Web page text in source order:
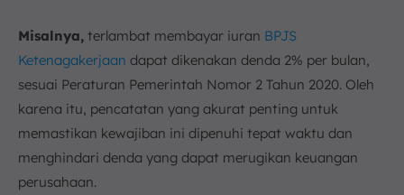
Misalnya, terlambat membayar iuran BPJS
Ketenagakerjaan dapat dikenakan denda 2% per bulan,
sesuai Peraturan Pemerintah Nomor 2 Tahun 2020. Oleh
karena itu, pencatatan yang akurat penting untuk
memastikan kewajiban ini dipenuhi tepat waktu dan
menghindari denda yang dapat merugikan keuangan
perusahaan.